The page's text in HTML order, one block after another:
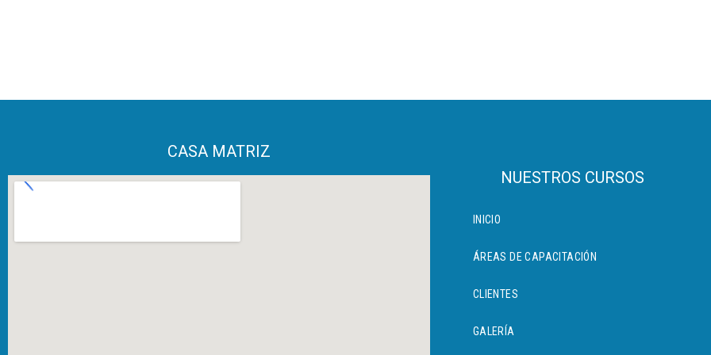
CASA MATRIZ
NUESTROS CURSOS
INICIO
ÁREAS DE CAPACITACIÓN
CLIENTES
GALERÍA